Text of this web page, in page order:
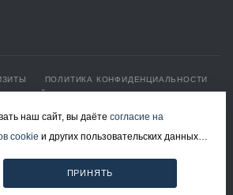
ПОЛИТИКА КОНФИДЕНЦИАЛЬНОСТИ
ФАЙЛОВ COOKIE
- ЭВРИКА
наш сайт, вы даёте согласие на
cookie
о местоположении, устройстве,
ПРИНЯТЬ